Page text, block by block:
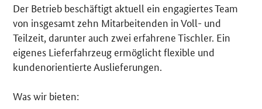
Der Betrieb beschäftigt aktuell ein engagiertes Team
von insgesamt zehn Mitarbeitenden in Voll- und
Teilzeit, darunter auch zwei erfahrene Tischler. Ein
eigenes Lieferfahrzeug ermöglicht flexible und
kundenorientierte Auslieferungen.
Was wir bieten: